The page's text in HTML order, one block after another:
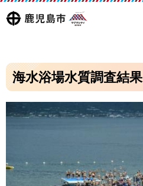
鹿児島
マグ
マシ
島市
海水浴場水質調査結果